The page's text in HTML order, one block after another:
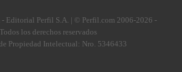
Editorial Perfil S.A. | © Perfil.com 2006-2026 -
Todos los derechos reservados
Propiedad Intelectual: Nro. 5346433